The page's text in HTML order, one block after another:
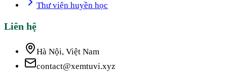
Thư viện huyền học
Liên hệ
Hà Nội, Việt Nam
contact@xemtuvi.xyz